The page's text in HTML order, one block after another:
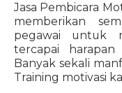
Jasa Pembicara
memberikan
pegawai untuk
tercapai
Banyak sekali
Training motivasi